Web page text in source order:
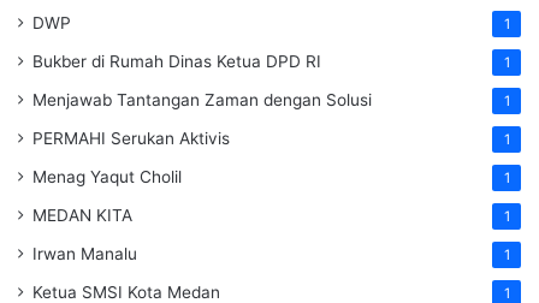
DWP 1
Bukber di Rumah Dinas Ketua DPD RI 1
Menjawab Tantangan Zaman dengan Solusi 1
PERMAHI Serukan Aktivis 1
Menag Yaqut Cholil 1
MEDAN KITA 1
Irwan Manalu 1
Ketua SMSI Kota Medan 1